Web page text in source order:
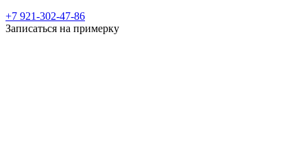
+7 921-302-47-86
Записаться на примерку